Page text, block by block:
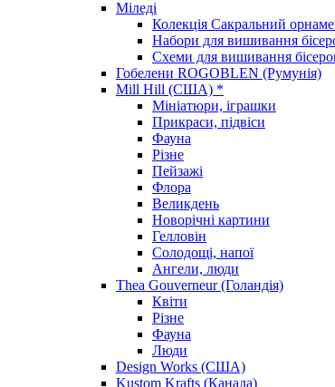
Міледі
Колекція Сакральний
Набори для вишивання
Схеми для вишивання
Гобелени ROGOBLEN (Румунія)
Mill Hill (США) *
Мініатюри, іграшки
Прикраси, підвіси
Фауна
Різне
Пейзажі
Флора
Великдень
Новорічні картини
Гелловін
Солодощі, напої
Ангели, люди
Thea Gouverneur (Голандія)
Квіти
Різне
Фауна
Люди
Design Works (США)
Kustom Krafts (Канада)